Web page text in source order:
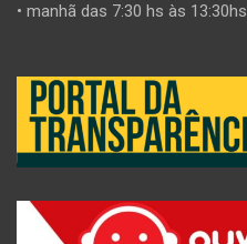
• manhã das 7:30 hs às 13:30hs